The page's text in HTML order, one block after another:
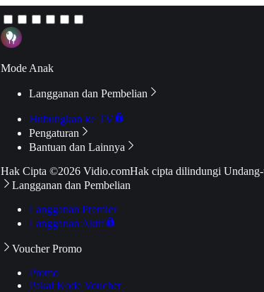
Mode Anak
Langganan dan Pembelian
Hubungkan ke TV
Pengaturan
Bantuan dan Lainnya
Hak Cipta ©2026 Vidio.comHak cipta dilindungi
Langganan dan Pembelian
Langganan Premier
Langganan Aktif
Voucher Promo
Promo
Pakai Kode Voucher